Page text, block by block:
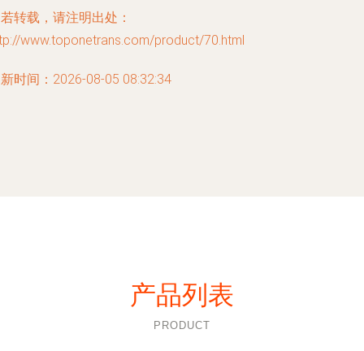
转载，请注明出处：
www.toponetrans.com/product/70.html
时间：2026-08-05 08:32:34
产品列表
PRODUCT